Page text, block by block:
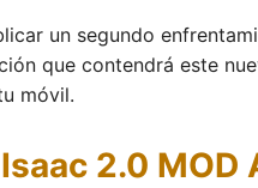
un segundo
que contendrá este
móvil.
2.0